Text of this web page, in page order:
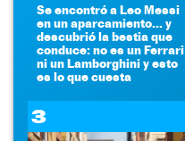
Se encontró a Leo Messi
en un aparcamiento... y
descubrió la bestia que
conduce: no es un Ferrari
ni un Lamborghini y esto
es lo que cuesta
3